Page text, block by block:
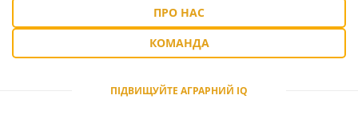
ПРО НАС
КОМАНДА
ПІДВИЩУЙТЕ АГРАРНИЙ IQ